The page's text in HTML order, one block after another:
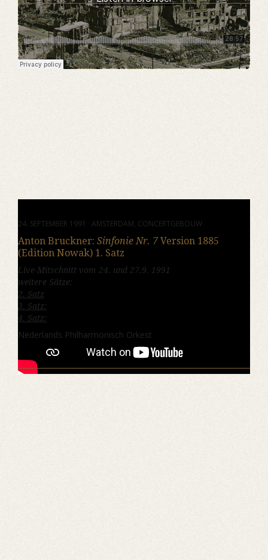
24. SEPTEMBER 1991 · AMSTERDAM, CONCERTGEBOUW
Anton Bruckner: Sinfonie Nr. 7 Version 1885
(Edition Nowak) 1. Satz
Live-Mitschnitt vom 24. und 27.9. 1991
weitere Sätze:
2. Satz
3. Satz:
4. Satz:
Nederlands Philharmonisch Orkest